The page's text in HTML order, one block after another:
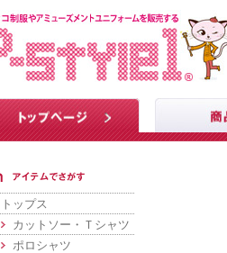
トップス
カットソー・Ｔシャツ
ポロシャツ